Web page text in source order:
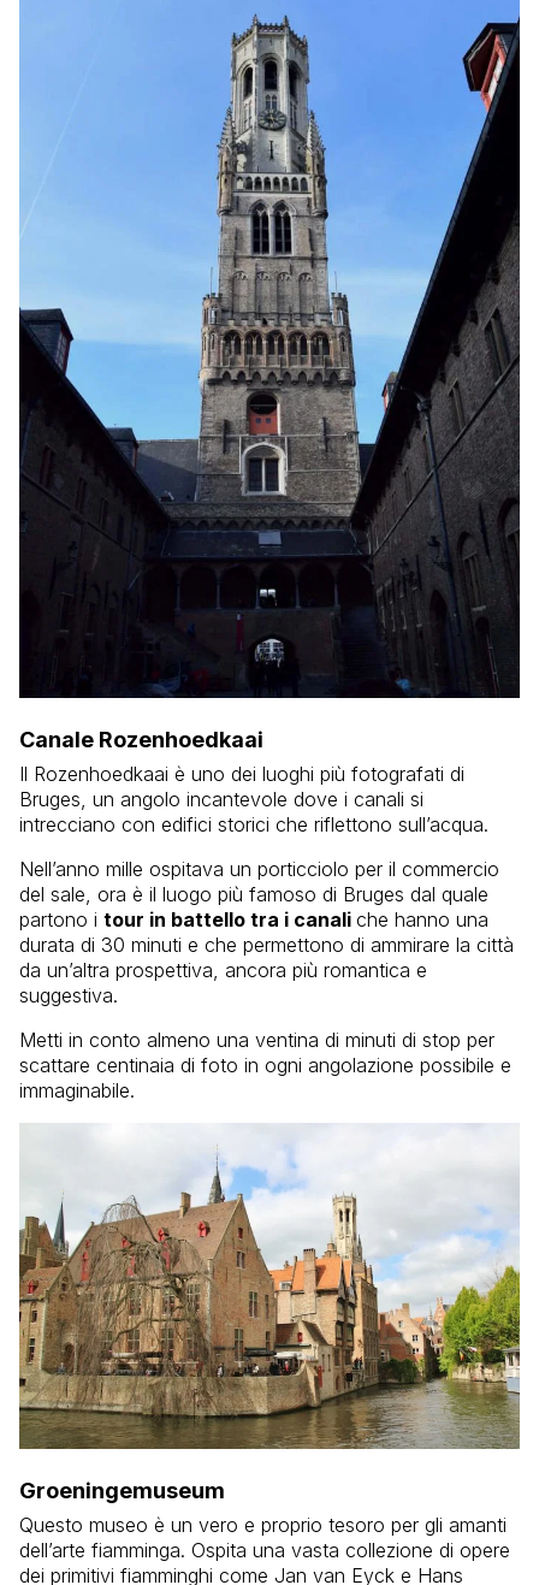
Canale Rozenhoedkaai
Il Rozenhoedkaai è uno dei luoghi più fotografati di
Bruges, un angolo incantevole dove i canali si
intrecciano con edifici storici che riflettono sull’acqua.
Nell’anno mille ospitava un porticciolo per il commercio
del sale, ora è il luogo più famoso di Bruges dal quale
partono i tour in battello tra i canali che hanno una
durata di 30 minuti e che permettono di ammirare la città
da un’altra prospettiva, ancora più romantica e
suggestiva.
Metti in conto almeno una ventina di minuti di stop per
scattare centinaia di foto in ogni angolazione possibile e
immaginabile.
Groeningemuseum
Questo museo è un vero e proprio tesoro per gli amanti
dell’arte fiamminga. Ospita una vasta collezione di opere
dei primitivi fiamminghi come Jan van Eyck e Hans